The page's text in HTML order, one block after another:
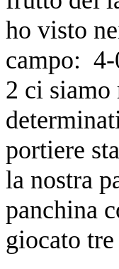
ho visto
campo: 4-
2 ci siamo
portiere
la nostra
panchina
giocato